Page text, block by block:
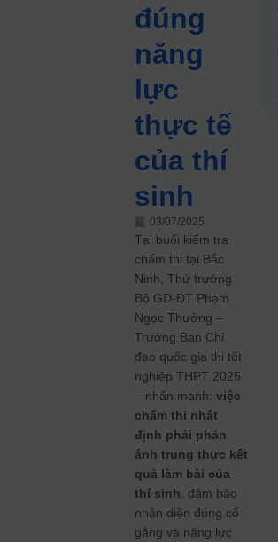
đúng
năng
lực
thực tế
của thí
sinh
03/07/2025
Tại buổi kiểm tra
chấm thi tại Bắc
Ninh, Thứ trưởng
Bộ GD‑ĐT Phạm
Ngọc Thưởng –
Trưởng Ban Chỉ
đạo quốc gia thi tốt
nghiệp THPT 2025
– nhấn mạnh:việc
chấm thi nhất
định phải phản
ánh trung thực kết
quả làm bài của
thí sinh , đảm bảo
nhận diện đúng cố
gắng và năng lực